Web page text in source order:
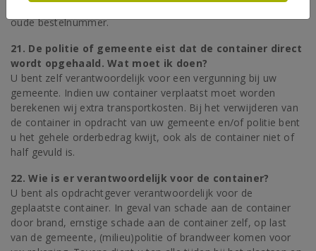
oude bestelnummer.
21. De politie of gemeente eist dat de container direct
wordt opgehaald. Wat moet ik doen?
U bent zelf verantwoordelijk voor een vergunning bij uw
gemeente. Indien uw container verplaatst moet worden
berekenen wij extra transportkosten. Bij het verwijderen van
de container in opdracht van uw gemeente en/of politie bent
u het gehele orderbedrag kwijt, ook als de container niet of
half gevuld is.
22. Wie is er verantwoordelijk voor de container?
U bent als opdrachtgever verantwoordelijk voor de
geplaatste container. In geval van schade aan de container
door brand, ernstige schade aan de container zelf, op last
van de gemeente, (milieu)politie of brandweer komen voor